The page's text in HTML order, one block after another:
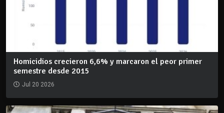
Homicidios crecieron 6,6% y marcaron el peor primer
semestre desde 2015
Jul 20 2026